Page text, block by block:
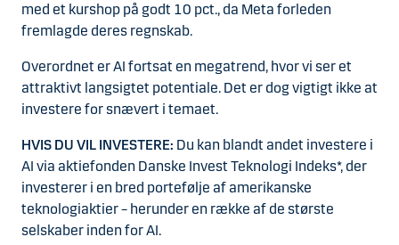
med et kurshop på godt 10 pct., da Meta forleden
fremlagde deres regnskab.
Overordnet er AI fortsat en megatrend, hvor vi ser et
attraktivt langsigtet potentiale. Det er dog vigtigt ikke at
investere for snævert i temaet.
HVIS DU VIL INVESTERE: Du kan blandt andet investere i
AI via aktiefonden Danske Invest Teknologi Indeks*, der
investerer i en bred portefølje af amerikanske
teknologiaktier – herunder en række af de største
selskaber inden for AI.